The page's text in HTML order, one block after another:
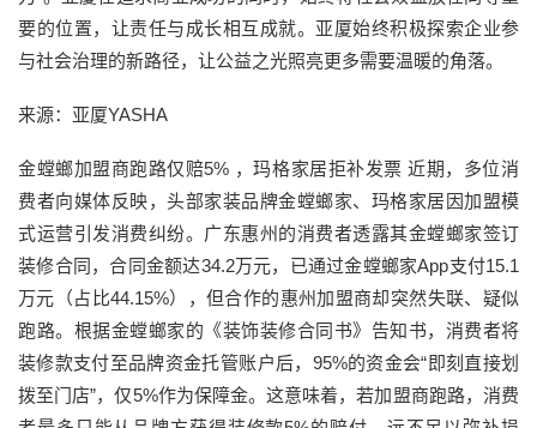
要的位置，让责任与成长相互成就。亚厦始终积极探索企业参
与社会治理的新路径，让公益之光照亮更多需要温暖的角落。
来源：亚厦YASHA
金螳螂加盟商跑路仅赔5% ，玛格家居拒补发票 近期，多位消
费者向媒体反映，头部家装品牌金螳螂家、玛格家居因加盟模
式运营引发消费纠纷。广东惠州的消费者透露其金螳螂家签订
装修合同，合同金额达34.2万元，已通过金螳螂家App支付15.1
万元（占比44.15%），但合作的惠州加盟商却突然失联、疑似
跑路。根据金螳螂家的《装饰装修合同书》告知书，消费者将
装修款支付至品牌资金托管账户后，95%的资金会“即刻直接划
拨至门店”，仅5%作为保障金。这意味着，若加盟商跑路，消费